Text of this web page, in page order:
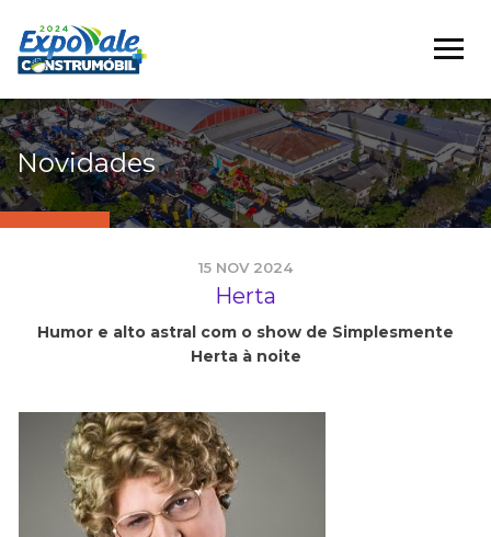
Novidades
15 NOV 2024
Herta
Humor e alto astral com o show de Simplesmente
Herta à noite